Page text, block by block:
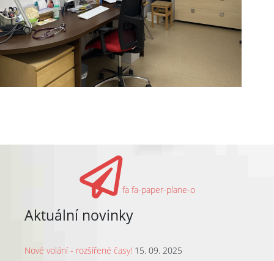
fa fa-paper-plane-o
Aktuální novinky
Nové volání - rozšířené časy! 15. 09. 2025